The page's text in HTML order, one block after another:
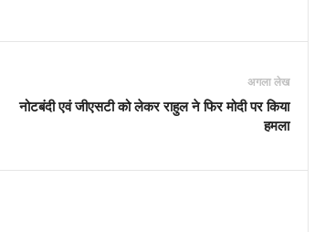
अगला लेख
नोटबंदी एवं जीएसटी को लेकर राहुल ने फिर मोदी पर किया
हमला